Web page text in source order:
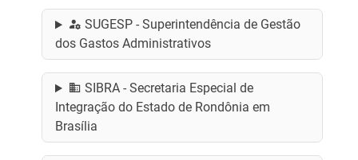
SUGESP - Superintendência de Gestão
dos Gastos Administrativos
SIBRA - Secretaria Especial de
Integração do Estado de Rondônia em
Brasília